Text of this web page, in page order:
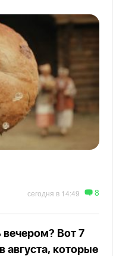
сегодня в 14:49 8
вечером? Вот 7
августа, которые